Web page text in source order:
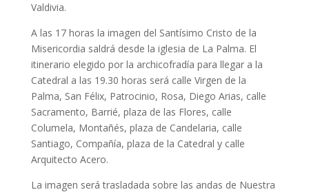
Valdivia.
A las 17 horas la imagen del Santísimo Cristo de la
Misericordia saldrá desde la iglesia de La Palma. El
itinerario elegido por la archicofradía para llegar a la
Catedral a las 19.30 horas será calle Virgen de la
Palma, San Félix, Patrocinio, Rosa, Diego Arias, calle
Sacramento, Barrié, plaza de las Flores, calle
Columela, Montañés, plaza de Candelaria, calle
Santiago, Compañía, plaza de la Catedral y calle
Arquitecto Acero.
La imagen será trasladada sobre las andas de Nuestra